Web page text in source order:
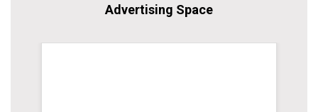
Advertising Space